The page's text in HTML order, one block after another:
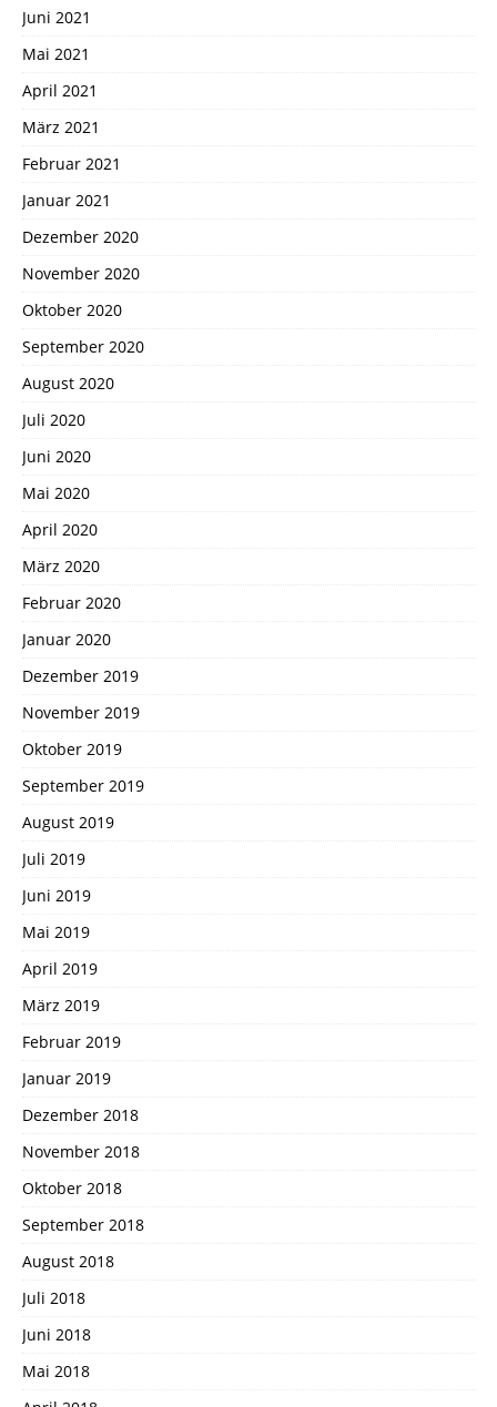
Juni 2021
Mai 2021
April 2021
März 2021
Februar 2021
Januar 2021
Dezember 2020
November 2020
Oktober 2020
September 2020
August 2020
Juli 2020
Juni 2020
Mai 2020
April 2020
März 2020
Februar 2020
Januar 2020
Dezember 2019
November 2019
Oktober 2019
September 2019
August 2019
Juli 2019
Juni 2019
Mai 2019
April 2019
März 2019
Februar 2019
Januar 2019
Dezember 2018
November 2018
Oktober 2018
September 2018
August 2018
Juli 2018
Juni 2018
Mai 2018